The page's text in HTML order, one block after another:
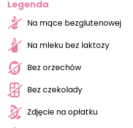
Legenda
Na mące bezglutenowej
Na mleku bez laktozy
Bez orzechów
Bez czekolady
Zdjęcie na opłatku